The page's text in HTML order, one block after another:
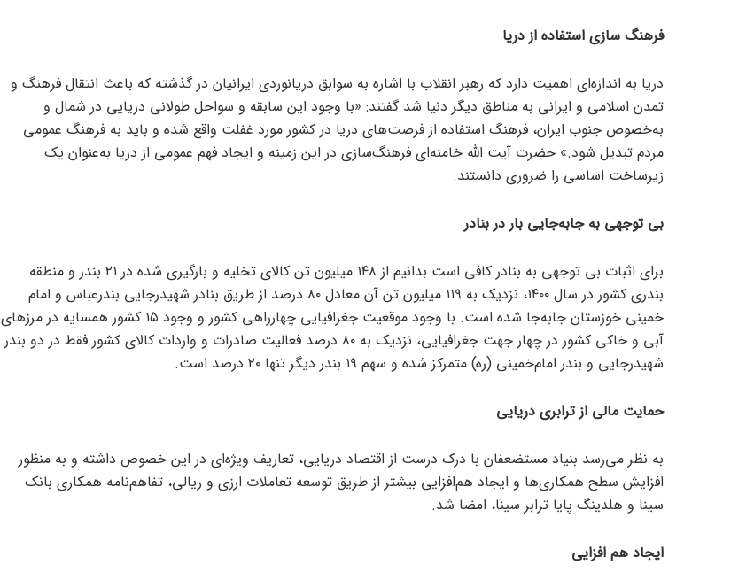
فرهنگ سازی استفاده از دریا
دریا به اندازه‌ای اهمیت دارد که رهبر انقلاب با اشاره به سوابق دریانوردی ایرانیان در گذشته که باعث انتقال فرهنگ و
تمدن اسلامی و ایرانی به مناطق دیگر دنیا شد گفتند: «با وجود این سابقه و سواحل طولانی دریایی در شمال و
به‌خصوص جنوب ایران، فرهنگ استفاده از فرصت‌های دریا در کشور مورد غفلت واقع شده و باید به فرهنگ عمومی
مردم تبدیل شود.» حضرت آیت الله خامنه‌ای فرهنگ‌سازی در این زمینه و ایجاد فهم عمومی از دریا به‌عنوان یک
زیرساخت اساسی را ضروری دانستند.
بی توجهی به جابه‌جایی بار در بنادر
برای اثبات بی توجهی به بنادر کافی است بدانیم از ۱۴۸ میلیون تن کالای تخلیه و بارگیری شده در ۲۱ بندر و منطقه
بندری کشور در سال ۱۴۰۰، نزدیک به ۱۱۹ میلیون تن آن معادل ۸۰ درصد از طریق بنادر شهیدرجایی بندرعباس و امام
خمینی خوزستان جابه‌جا شده است. با وجود موقعیت جغرافیایی چهارراهی کشور و وجود ۱۵ کشور همسایه در مرز‌های
آبی و خاکی کشور در چهار جهت جغرافیایی، نزدیک به ۸۰ درصد فعالیت صادرات و واردات کالای کشور فقط در دو بندر
شهیدرجایی و بندر امام‌خمینی (ره) متمرکز شده و سهم ۱۹ بندر دیگر تنها ۲۰ درصد است.
حمایت مالی از ترابری دریایی
به نظر می‌رسد بنیاد مستضعفان با درک درست از اقتصاد دریایی، تعاریف ویژه‌ای در این خصوص داشته و به منظور
افزایش سطح همکاری‌ها و ایجاد هم‌افزایی بیشتر از طریق توسعه تعاملات ارزی و ریالی، تفاهم‌نامه همکاری بانک
سینا و هلدینگ پایا ترابر سینا، امضا شد.
ایجاد هم افزایی